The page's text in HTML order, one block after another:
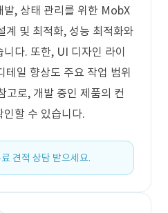
발, 상태 관리를 위한 MobX
및 최적화, 성능 최적화와
다. 또한, UI 디자인 라이
일 향상도 주요 작업 범위
고로, 개발 중인 제품의 컨
할 수 있습니다.
견적 상담 받으세요.